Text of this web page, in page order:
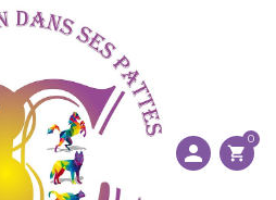
person shopping_cart
0